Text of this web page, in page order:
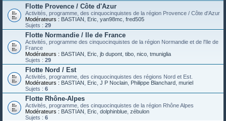
Flotte Provence / Côte d'Azur
Activités, programme, des cinquocinquistes de la région Provence / Côte d'Azur
Modérateurs : BASTIAN Eric yan98mc fred505
Sujets : 29
Flotte Normandie / Ile de France
Activités, programme des cinquocinquistes de la région Normandie et de l'Ile de
France
Modérateurs : BASTIAN Eric jb dupont tibo nico tmuniglia
Sujets : 29
Flotte Nord / Est
Activités, programme, des cinquocinquistes des régions Nord et Est.
Modérateurs : BASTIAN Eric J P Noclain Philippe Blanchard muriel
Sujets : 6
Flotte Rhône-Alpes
Activités, programme, des cinquocinquistes de la région Rhône Alpes
Modérateurs : BASTIAN Eric dolphinblue zébulon
Sujets : 6